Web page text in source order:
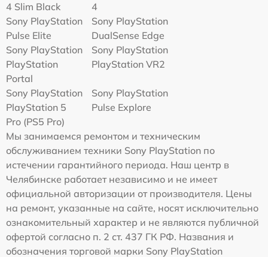
4 Slim Black
4
Sony PlayStation
Pulse Elite
Sony PlayStation
DualSense Edge
Sony PlayStation
PlayStation
Portal
Sony PlayStation
PlayStation VR2
Sony PlayStation
PlayStation 5
Pro (PS5 Pro)
Sony PlayStation
Pulse Explore
Мы занимаемся ремонтом и техническим
обслуживанием техники Sony PlayStation по
истечении гарантийного периода. Наш центр в
Челябинске работает независимо и не имеет
официальной авторизации от производителя. Цены
на ремонт, указанные на сайте, носят исключительно
ознакомительный характер и не являются публичной
офертой согласно п. 2 ст. 437 ГК РФ. Названия и
обозначения торговой марки Sony PlayStation